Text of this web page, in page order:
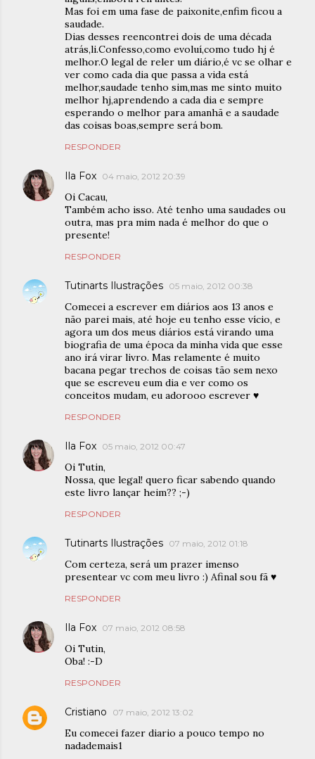
Mas foi em uma fase de paixonite,enfim ficou a
saudade.
Dias desses reencontrei dois de uma década
atrás,li.Confesso,como evoluí,como tudo hj é
melhor.O legal de reler um diário,é vc se olhar e
ver como cada dia que passa a vida está
melhor,saudade tenho sim,mas me sinto muito
melhor hj,aprendendo a cada dia e sempre
esperando o melhor para amanhã e a saudade
das coisas boas,sempre será bom.
RESPONDER
Ila Fox 04 maio, 2012 20:39
Oi Cacau,
Também acho isso. Até tenho uma saudades ou
outra, mas pra mim nada é melhor do que o
presente!
RESPONDER
Tutinarts Ilustrações 05 maio, 2012 00:38
Comecei a escrever em diários aos 13 anos e
não parei mais, até hoje eu tenho esse vício, e
agora um dos meus diários está virando uma
biografia de uma época da minha vida que esse
ano irá virar livro. Mas relamente é muito
bacana pegar trechos de coisas tão sem nexo
que se escreveu eum dia e ver como os
conceitos mudam, eu adorooo escrever ♥
RESPONDER
Ila Fox 05 maio, 2012 00:47
Oi Tutin,
Nossa, que legal! quero ficar sabendo quando
este livro lançar heim?? ;-)
RESPONDER
Tutinarts Ilustrações 07 maio, 2012 01:18
Com certeza, será um prazer imenso
presentear vc com meu livro :) Afinal sou fã ♥
RESPONDER
Ila Fox 07 maio, 2012 08:58
Oi Tutin,
Oba! :-D
RESPONDER
Cristiano 07 maio, 2012 13:02
Eu comecei fazer diario a pouco tempo no
nadademais1